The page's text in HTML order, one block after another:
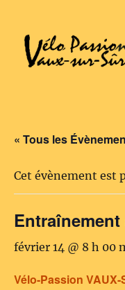
« Tous les
Cet évènement est
Entraînement
février 14 @ 8 h 00
Vélo-Passion VAUX-